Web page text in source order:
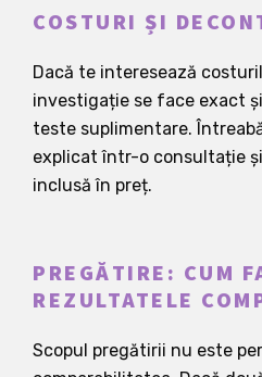
COSTURI ȘI
Dacă te interesează
investigație se face exact
teste suplimentare.
explicat într-o consultație
inclusă în preț.
PREGĂTIRE: CUM
REZULTATELE
Scopul pregătirii nu este